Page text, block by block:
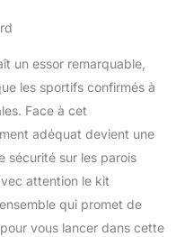
un essor remarquable,
les sportifs confirmés à
Face à cet
adéquat devient une
sécurité sur les parois
attention le kit
qui promet de
vous lancer dans cette